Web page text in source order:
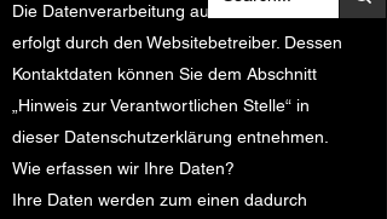
Die Datenverarbeitung auf dieser Website
erfolgt durch den Websitebetreiber. Dessen
Kontaktdaten können Sie dem Abschnitt
„Hinweis zur Verantwortlichen Stelle“ in
dieser Datenschutzerklärung entnehmen.
Wie erfassen wir Ihre Daten?
Ihre Daten werden zum einen dadurch